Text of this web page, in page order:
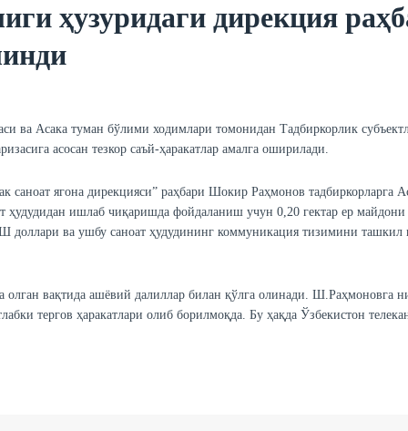
ҳузуридаги дирекция
ва Асака туман бўлими ходимлари томонидан Тадбиркорлик
асосан тезкор саъй-ҳаракатлар амалга оширилади.
саноат ягона дирекцияси” раҳбари Шокир Раҳмонов тадбиркорларга
ҳудудидан ишлаб чиқаришда фойдаланиш учун 0,20 гектар ер
доллари ва ушбу саноат ҳудудининг коммуникация тизимини
вақтида ашёвий далиллар билан қўлга олинади. Ш.Раҳмоновга
тергов ҳаракатлари олиб борилмоқда. Бу ҳақда Ўзбекистон